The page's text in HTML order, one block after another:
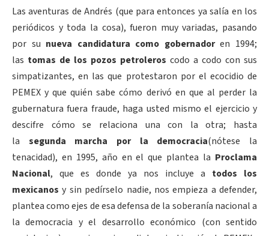
Las aventuras de Andrés (que para entonces ya salía en los
periódicos y toda la cosa), fueron muy variadas, pasando
por su nueva candidatura como gobernadoren 1994;
las tomas de los pozos petroleros codo a codo con sus
simpatizantes, en las que protestaron por el ecocidio de
PEMEX y que quién sabe cómo derivó en que al perder la
gubernatura fuera fraude, haga usted mismo el ejercicio y
descifre cómo se relaciona una con la otra; hasta
la segunda marcha por la democracia(nótese la
tenacidad), en 1995, año en el que plantea la Proclama
Nacional, que es donde ya nos incluye a todos los
mexicanos y sin pedírselo nadie, nos empieza a defender,
plantea como ejes de esa defensa de la soberanía nacional a
la democracia y el desarrollo económico (con sentido